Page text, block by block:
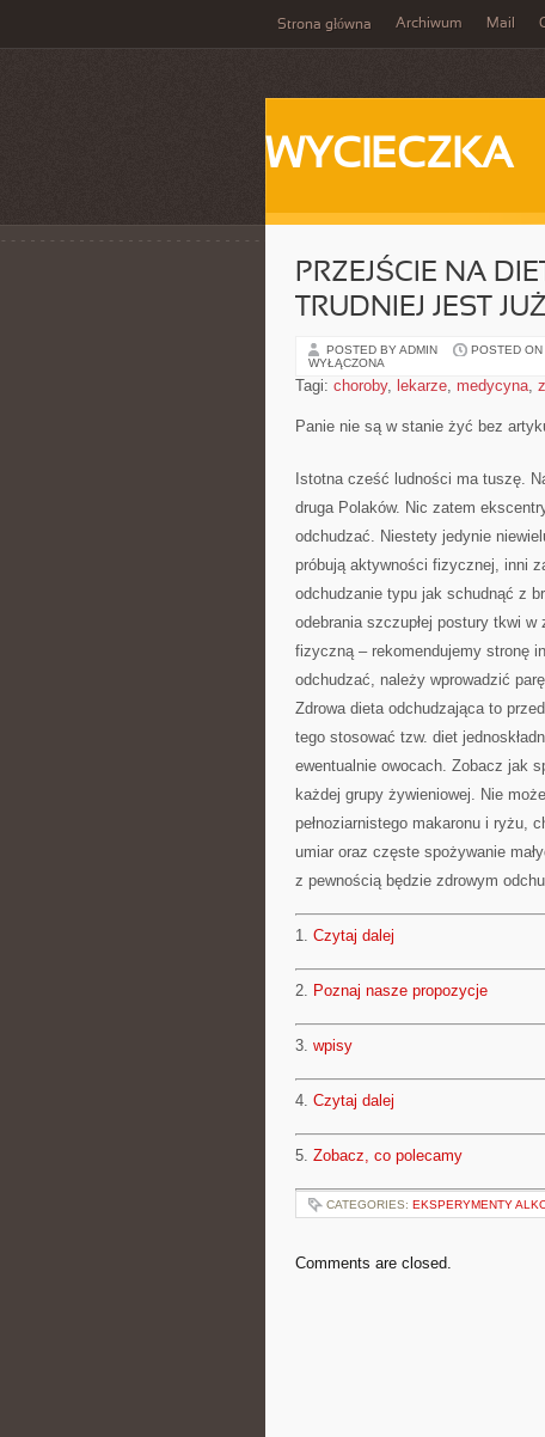
Strona główna Archiwum Mail
WYCIECZKA
PRZEJŚCIE NA
TRUDNIEJ JEST
POSTED BY ADMIN POSTED
WYŁĄCZONA
Tagi: choroby, lekarze, medycyna,
Panie nie są w stanie żyć bez
Istotna cześć ludności ma tuszę.
druga Polaków. Nic zatem
odchudzać. Niestety jedynie
próbują aktywności fizycznej, inni
odchudzanie typu jak schudnąć z
odebrania szczupłej postury tkwi
fizyczną – rekomendujemy stronę
odchudzać, należy wprowadzić
Zdrowa dieta odchudzająca to
tego stosować tzw. diet
ewentualnie owocach. Zobacz jak
każdej grupy żywieniowej. Nie
pełnoziarnistego makaronu i ryżu,
umiar oraz częste spożywanie
z pewnością będzie zdrowym
1. Czytaj dalej
2. Poznaj nasze propozycje
3. wpisy
4. Czytaj dalej
5. Zobacz, co polecamy
CATEGORIES: EKSPERYMENTY
Comments are closed.